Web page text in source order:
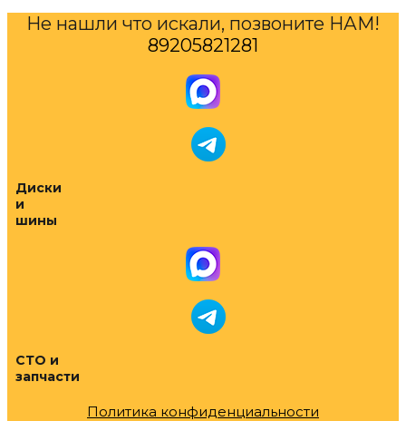
Не нашли что искали, позвоните НАМ!
89205821281
Диски
и
шины
СТО и
запчасти
Политика конфиденциальности